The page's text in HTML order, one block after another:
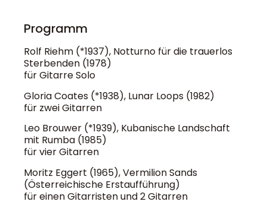
Programm
Rolf Riehm (*1937), Notturno für die trauerlos
Sterbenden (1978)
für Gitarre Solo
Gloria Coates (*1938), Lunar Loops (1982)
für zwei Gitarren
Leo Brouwer (*1939), Kubanische Landschaft
mit Rumba (1985)
für vier Gitarren
Moritz Eggert (1965), Vermilion Sands
(Österreichische Erstaufführung)
für einen Gitarristen und 2 Gitarren